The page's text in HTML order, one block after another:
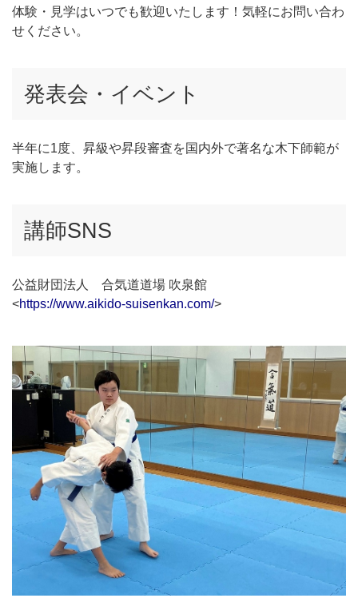
体験・見学はいつでも歓迎いたします！気軽にお問い合わ
せください。
発表会・イベント
半年に1度、昇級や昇段審査を国内外で著名な木下師範が
実施します。
講師SNS
公益財団法人 合気道道場 吹泉館
<https://www.aikido-suisenkan.com/>